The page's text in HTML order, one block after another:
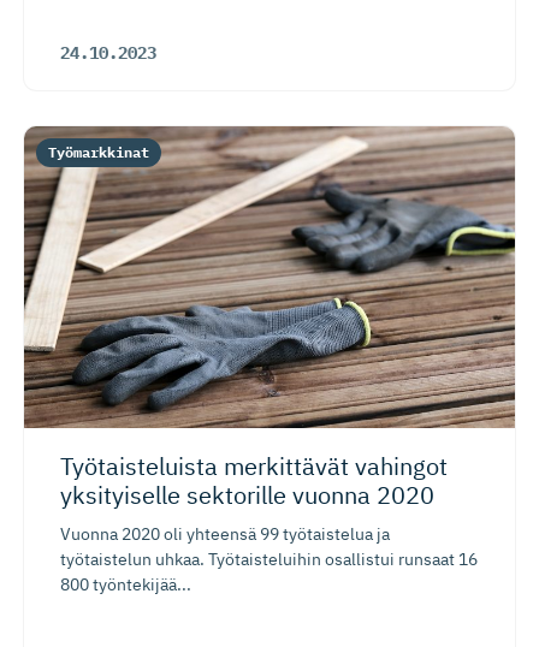
24.10.2023
Työtaiste­luista merkittävät vahingot
yksityiselle sektorille vuonna 2020
Vuonna 2020 oli yhteensä 99 työtaistelua ja
työtaistelun uhkaa. Työtaisteluihin osallistui runsaat 16
800 työntekijää...
Työmarkkinat